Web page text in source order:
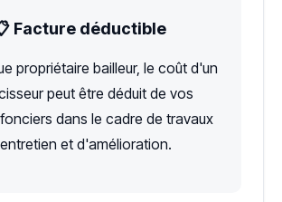
Facture déductible
propriétaire bailleur, le coût d'un
peut être déduit de vos
dans le cadre de travaux
et d'amélioration.